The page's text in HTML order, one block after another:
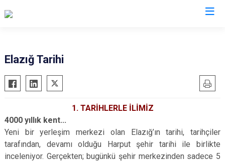
Elazığ Tarihi
1. TARİHLERLE İLİMİZ
4000 yıllık kent...
Yeni bir yerleşim merkezi olan Elazığ’ın tarihi, tarihçiler
tarafından, devamı olduğu Harput şehir tarihi ile birlikte
inceleniyor. Gerçekten; bugünkü şehir merkezinden sadece 5